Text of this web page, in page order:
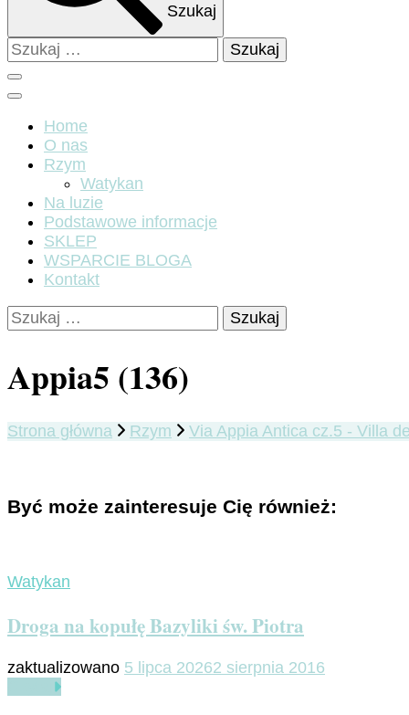
Szukaj
Szukaj:
Home
O nas
Rzym
Watykan
Na luzie
Podstawowe informacje
SKLEP
WSPARCIE BLOGA
Kontakt
Szukaj:
Appia5 (136)
Strona główna Rzym Via Appia Antica cz.5 - Villa
Być może zainteresuje Cię również:
Watykan
Droga na kopułę Bazyliki św. Piotra
zaktualizowano 5 lipca 20262 sierpnia 2016